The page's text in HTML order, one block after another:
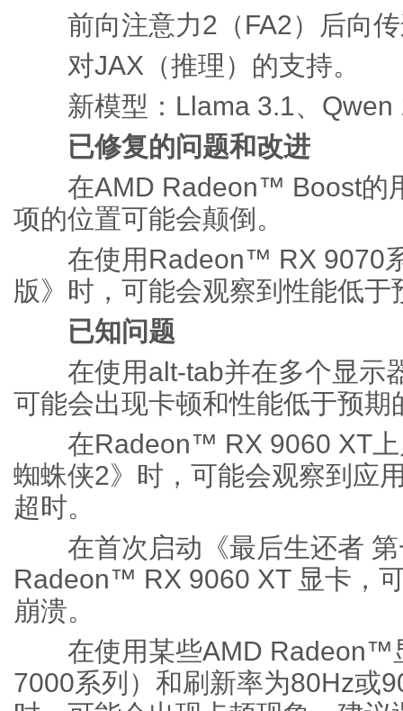
前向注意力2（FA2）后向传
对JAX（推理）的支持。
新模型：Llama 3.1、Qwen
已修复的问题和改进
在AMD Radeon™ Boost的
项的位置可能会颠倒。
在使用Radeon™ RX 9070系
版》时，可能会观察到性能低于
已知问题
在使用alt-tab并在多个显示
可能会出现卡顿和性能低于预期
在Radeon™ RX 9060 XT上
蜘蛛侠2》时，可能会观察到应
超时。
在首次启动《最后生还者 第
Radeon™ RX 9060 XT 显卡，
崩溃。
在使用某些AMD Radeon™
7000系列）和刷新率为80Hz或